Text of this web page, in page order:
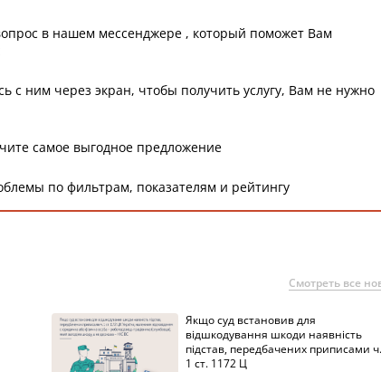
в нашем мессенджере , который поможет Вам
с ним через экран, чтобы получить услугу, Вам не нужно
самое выгодное предложение
по фильтрам, показателям и рейтингу
Смотреть все
Якщо суд встановив для
відшкодування шкоди наявність
підстав, передбачених приписами ч.
1 ст. 1172 Ц